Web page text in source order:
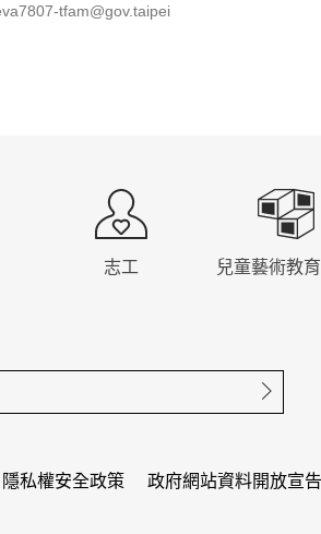
tfam@gov.taipei
志工 兒童藝術教
確定送
隱私權安全政策 政府網站資料開放宣告